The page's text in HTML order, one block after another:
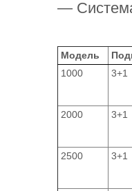
—
Модель
1000
3+1
2000 3+1
2500 3+1